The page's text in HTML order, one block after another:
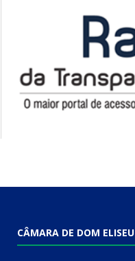
CÂMARA DE DOM ELISEU